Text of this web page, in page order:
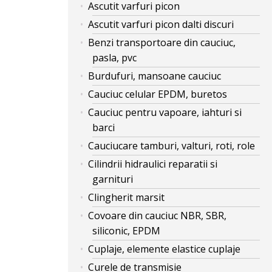
Ascutit varfuri picon
Ascutit varfuri picon dalti discuri
Benzi transportoare din cauciuc,
pasla, pvc
Burdufuri, mansoane cauciuc
Cauciuc celular EPDM, buretos
Cauciuc pentru vapoare, iahturi si
barci
Cauciucare tamburi, valturi, roti, role
Cilindrii hidraulici reparatii si
garnituri
Clingherit marsit
Covoare din cauciuc NBR, SBR,
siliconic, EPDM
Cuplaje, elemente elastice cuplaje
Curele de transmisie